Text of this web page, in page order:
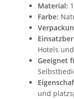
Material:
Farbe:
Hotels
Geeignet
und